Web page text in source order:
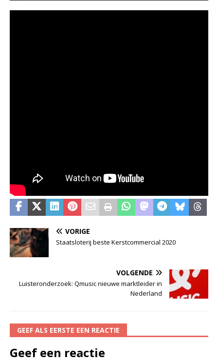
VORIGE
Staatsloterij beste Kerstcommercial 2020
VOLGENDE
Luisteronderzoek: Qmusic nieuwe marktleider in
Nederland
GEEF ALS EERSTE EEN REACTIE
Geef een reactie